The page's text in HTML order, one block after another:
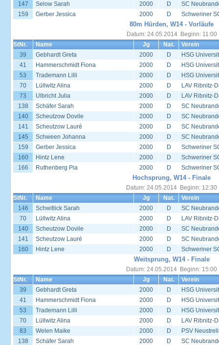
147
Selow Sarah 2000 D
SC
159
Gerber Jessica 2000 D Schweriner
80m Hürden, W14 - Vorläufe
Datum: 24.05.2014 Beginn: 11:00
StNr.
Name Jg Nat.
Verein
39
Gebhardt Greta 2000 D
HSG
41
Hammerschmidt Fiona 2000 D
HSG
53
Trademann Lilli 2000 D
HSG
70
Lüllwitz Alina 2000 D
LAV Ribnitz-
73
Ulbricht Julia 2000 D
LAV Ribnitz-
138
Schäfer Sarah 2000 D
SC
140
Scheutzow Dovile 2000 D
SC
141
Scheutzow Lauré 2000 D
SC
145
Schween Johanna 2000 D
SC
159
Gerber Jessica 2000 D
Schweriner
160
Hintz Lene 2000 D
Schweriner
166
Ruthenberg Pia 2000 D Schweriner
Hochsprung, W14 - Finale
Datum: 24.05.2014 Beginn: 12:30
StNr.
Name Jg Nat.
Verein
146
Schwitlick Sarah 2000 D
SC
70
Lüllwitz Alina 2000 D
LAV Ribnitz-
140
Scheutzow Dovile 2000 D
SC
141
Scheutzow Lauré 2000 D
SC
160
Hintz Lene 2000 D Schweriner
Weitsprung, W14 - Finale
Datum: 24.05.2014 Beginn: 15:00
StNr.
Name Jg Nat.
Verein
39
Gebhardt Greta 2000 D
HSG
41
Hammerschmidt Fiona 2000 D
HSG
53
Trademann Lilli 2000 D
HSG
70
Lüllwitz Alina 2000 D
LAV Ribnitz-
83
Welen Maike 2000 D
PSV
138
Schäfer Sarah 2000 D SC